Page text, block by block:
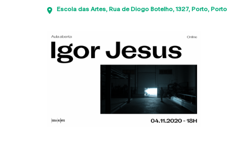
Escola das Artes Rua de Diogo Botelho, 1327 Porto Porto